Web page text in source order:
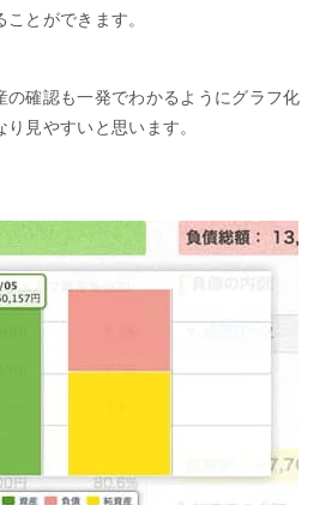
とができます。
の確認も一発でわかるようにグラフ化
見やすいと思います。